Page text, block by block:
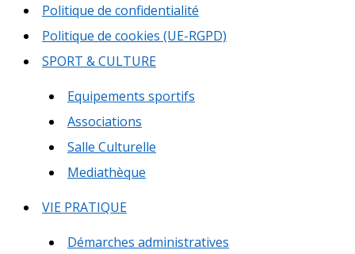
Politique de confidentialité
Politique de cookies (UE-RGPD)
SPORT & CULTURE
Equipements sportifs
Associations
Salle Culturelle
Mediathèque
VIE PRATIQUE
Démarches administratives